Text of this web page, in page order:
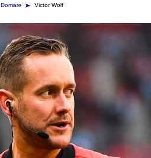
Domare Victor Wolf